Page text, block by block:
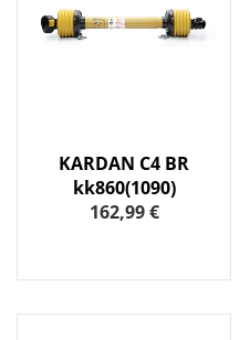
KARDAN C4 BR
kk860(1090)
162,99 €